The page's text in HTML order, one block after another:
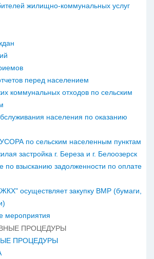
жилищно-коммунальных услуг
перед населением
коммунальных отходов по сельским
населения по оказанию
по сельским населенным пунктам
застройка г. Береза и г. Белоозерск
взысканию задолженности по оплате
осуществляет закупку ВМР (бумаги,
мероприятия
ПРОЦЕДУРЫ